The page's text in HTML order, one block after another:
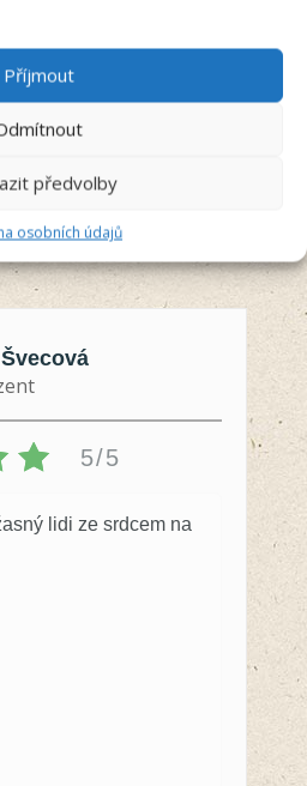
Příjmout
předvolby
osobních údajů
5/5
lidi ze srdcem na